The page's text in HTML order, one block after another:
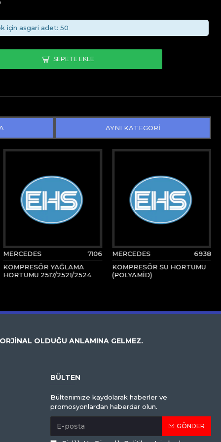
SEPETE EKLE
için asgari adet: 50
AYNI KATEGORİ
MERCEDES
7106
KOMPRESÖR YAĞLAMA
HORTUMU 2517/2521/2524
MERCEDES
6938
KOMPRESÖR SU HORTUMU
(POLYAMİD)
OLDUĞU ANLAMINA GELMEZ.
BÜLTEN
Bültenimize kaydolarak haberler ve
promosyonlardan haberdar olun.
GÖNDER